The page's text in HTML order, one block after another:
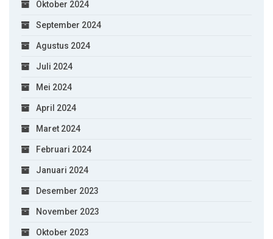
Oktober 2024
September 2024
Agustus 2024
Juli 2024
Mei 2024
April 2024
Maret 2024
Februari 2024
Januari 2024
Desember 2023
November 2023
Oktober 2023